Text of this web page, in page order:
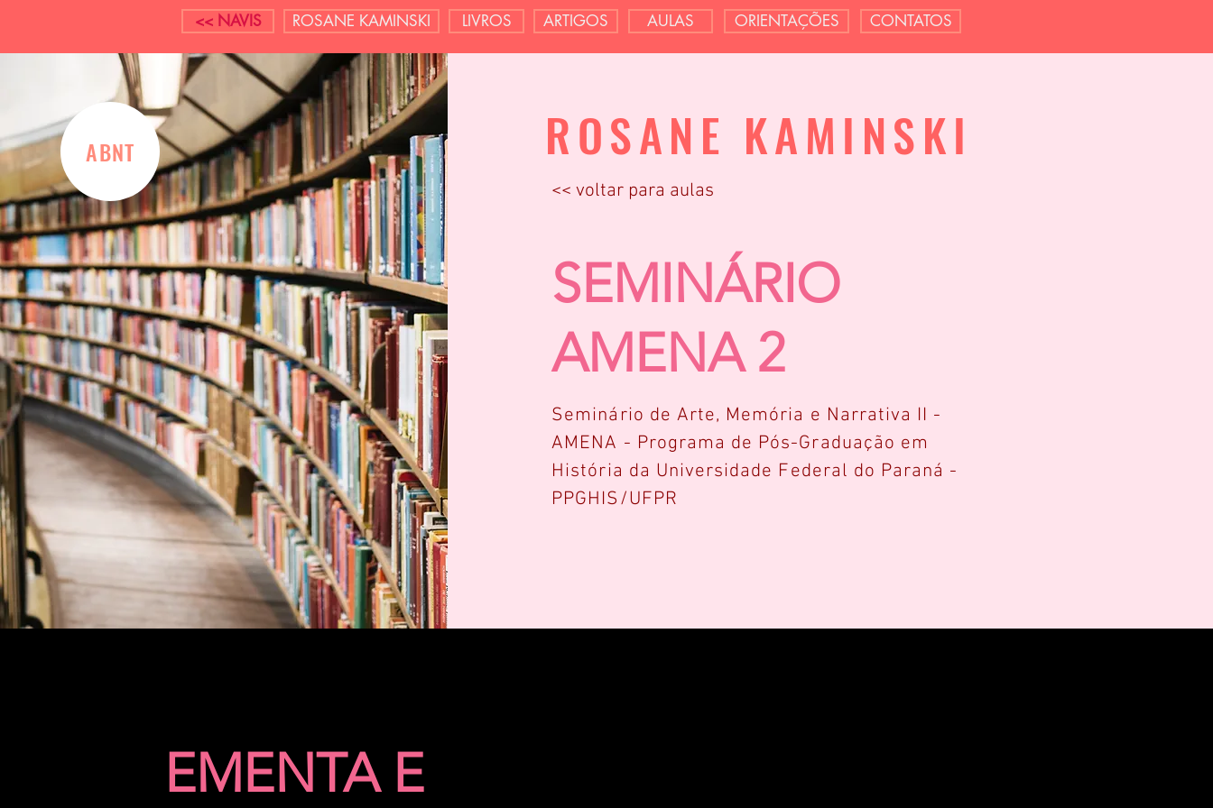
<< NAVIS ROSANE KAMINSKI LIVROS ARTIGOS AULAS ORIENTAÇÕES CONTATOS
ABNT ROSANE KAMINSKI
<< voltar para aulas
SEMINÁRIO
AMENA 2
Seminário de Arte, Memória e Narrativa II -
AMENA - Programa de Pós-Graduação em
História da Universidade Federal do Paraná -
PPGHIS/UFPR
EMENTA E